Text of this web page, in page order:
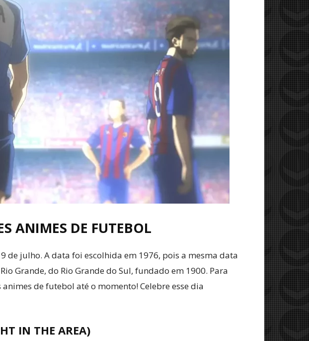
ANIMES DE FUTEBOL
de julho. A data foi escolhida em 1976, pois a mesma data
Grande, do Rio Grande do Sul, fundado em 1900. Para
de futebol até o momento! Celebre esse dia
IN THE AREA)